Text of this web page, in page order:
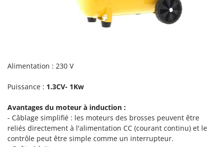
Marina Systems
McCulloch
MCH
Mille
Minox
Mockmill
Alimentation : 230 V
Puissance : 1.3CV- 1Kw
Avantages du moteur à induction :
- Câblage simplifié : les moteurs des brosses peuvent être
reliés directement à l'alimentation CC (courant continu) et le
contrôle peut être simple comme un interrupteur.